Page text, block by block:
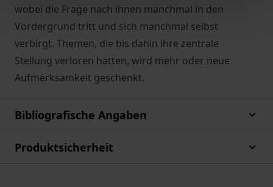
wobei die Frage nach ihnen manchmal in den
Vordergrund tritt und sich manchmal selbst
verbirgt. Themen, die bis dahin ihre zentrale
Stellung verloren hatten, wird mehr oder neue
Aufmerksamkeit geschenkt.
Bibliografische Angaben
Produktsicherheit